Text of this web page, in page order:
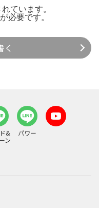
ています。
が必要です。
く
&
ン
パワー